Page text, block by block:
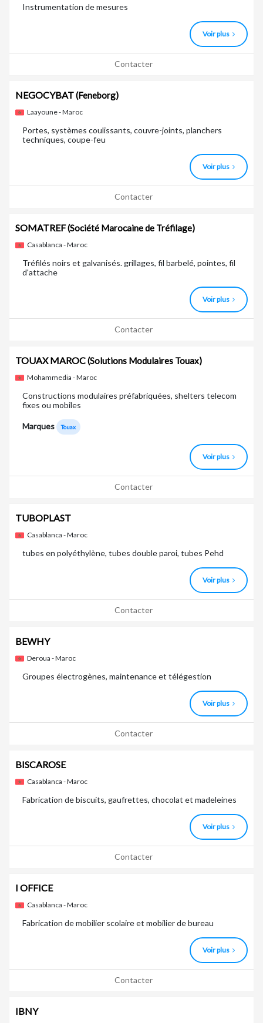
Instrumentation de mesures
Voir plus
Contacter
NEGOCYBAT(Feneborg)
Laayoune - Maroc
Portes, systèmes coulissants, couvre-joints, planchers
techniques, coupe-feu
Voir plus
Contacter
SOMATREF(Société Marocaine de Tréfilage)
Casablanca - Maroc
Tréfilés noirs et galvanisés. grillages, fil barbelé, pointes, fil
d'attache
Voir plus
Contacter
TOUAX MAROC(Solutions Modulaires Touax)
Mohammedia - Maroc
Constructions modulaires préfabriquées, shelters telecom
fixes ou mobiles
Marques Touax
Voir plus
Contacter
TUBOPLAST
Casablanca - Maroc
tubes en polyéthylène, tubes double paroi, tubes Pehd
Voir plus
Contacter
BEWHY
Deroua - Maroc
Groupes électrogènes, maintenance et télégestion
Voir plus
Contacter
BISCAROSE
Casablanca - Maroc
Fabrication de biscuits, gaufrettes, chocolat et madeleines
Voir plus
Contacter
I OFFICE
Casablanca - Maroc
Fabrication de mobilier scolaire et mobilier de bureau
Voir plus
Contacter
IBNY